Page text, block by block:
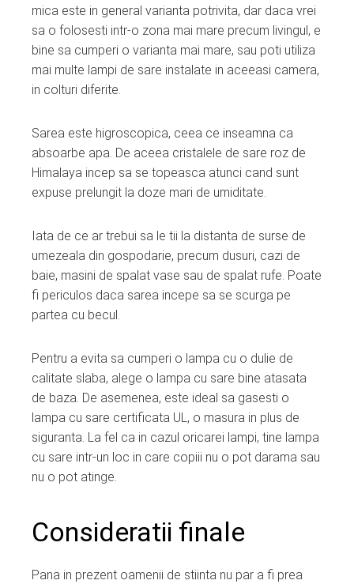
mica este in general varianta potrivita, dar daca vrei
sa o folosesti intr-o zona mai mare precum livingul, e
bine sa cumperi o varianta mai mare, sau poti utiliza
mai multe lampi de sare instalate in aceeasi camera,
in colturi diferite.
Sarea este higroscopica, ceea ce inseamna ca
absoarbe apa. De aceea cristalele de sare roz de
Himalaya incep sa se topeasca atunci cand sunt
expuse prelungit la doze mari de umiditate.
Iata de ce ar trebui sa le tii la distanta de surse de
umezeala din gospodarie, precum dusuri, cazi de
baie, masini de spalat vase sau de spalat rufe. Poate
fi periculos daca sarea incepe sa se scurga pe
partea cu becul.
Pentru a evita sa cumperi o lampa cu o dulie de
calitate slaba, alege o lampa cu sare bine atasata
de baza. De asemenea, este ideal sa gasesti o
lampa cu sare certificata UL, o masura in plus de
siguranta. La fel ca in cazul oricarei lampi, tine lampa
cu sare intr-un loc in care copiii nu o pot darama sau
nu o pot atinge.
Consideratii finale
Pana in prezent oamenii de stiinta nu par a fi prea